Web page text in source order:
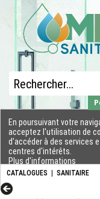
CATALOGUES SANITAIRE
En poursuivant votre
acceptez l'utilisation de
d'accéder à des services
centres d'intérêts.
Plus d'informations